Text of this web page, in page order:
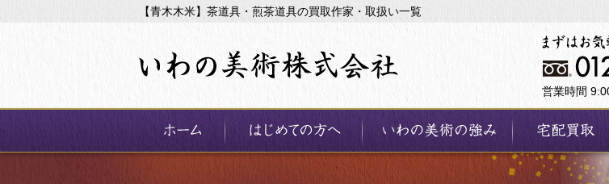
【青木木米】茶道具・煎茶道具の買取作家・取扱い一覧
営業時間